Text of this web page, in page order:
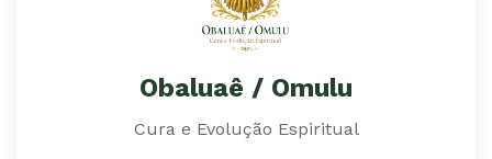
Obaluaê / Omulu
Cura e Evolução Espiritual